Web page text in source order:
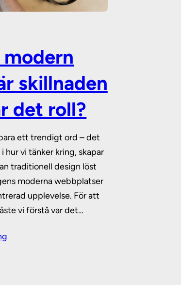
skillnaden
det roll?
ett trendigt ord – det
vi tänker kring, skapar
traditionell design löst
moderna webbplatser
upplevelse. För att
vi förstå var det…